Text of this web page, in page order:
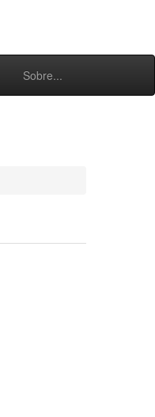
Sobre...